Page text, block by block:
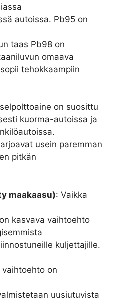
autoissa. Pb95 on
taas Pb98 on
omaava
tehokkaampiin
on suosittu
kuorma-autoissa ja
usein paremman
pitkän
maakaasu): Vaikka
kasvava vaihtoehto
kuljettajille.
vaihtoehto on
uusiutuvista